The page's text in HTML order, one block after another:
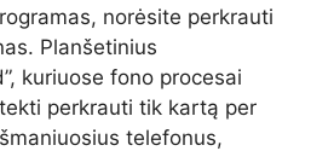
norėsite perkrauti
Planšetinius
kuriuose fono procesai
perkrauti tik kartą per
telefonus,